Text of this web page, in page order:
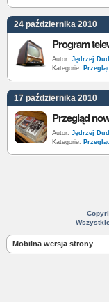
24 października 2010
Autor: Jędrzej
Kategorie:
17 października 2010
Autor: Jędrzej
Kategorie:
Mobilna wersja strony